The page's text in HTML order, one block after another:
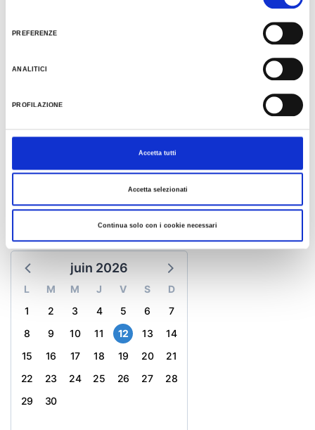
PREFERENZE
ANALITICI
PROFILAZIONE
Accetta tutti
Accetta selezionati
Continua solo con i cookie necessari
L'anneau du Monte San Vicinio
info@ipercorsidelsavio.it
juin 2026
L M M J V S
D
1
2 3 4 5 6
7
8
9 10 11 12 13
14
15
16 17 18 19 20
21
22
23 24 25 26 27
28
29
30